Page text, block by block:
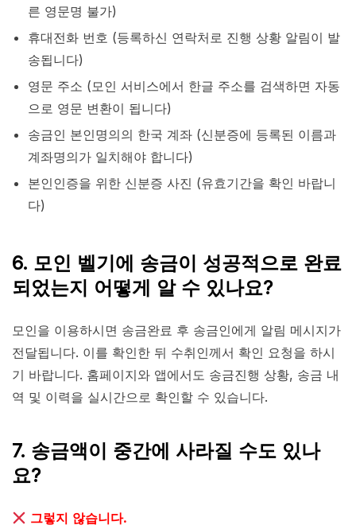
른 영문명 불가)
휴대전화 번호 (등록하신 연락처로 진행 상황 알림이 발
송됩니다)
영문 주소 (모인 서비스에서 한글 주소를 검색하면 자동
으로 영문 변환이 됩니다)
송금인 본인명의의 한국 계좌 (신분증에 등록된 이름과
계좌명의가 일치해야 합니다)
본인인증을 위한 신분증 사진 (유효기간을 확인 바랍니
다)
6. 모인 벨기에 송금이 성공적으로 완료
되었는지 어떻게 알 수 있나요?
모인을 이용하시면 송금완료 후 송금인에게 알림 메시지가
전달됩니다. 이를 확인한 뒤 수취인께서 확인 요청을 하시
기 바랍니다. 홈페이지와 앱에서도 송금진행 상황, 송금 내
역 및 이력을 실시간으로 확인할 수 있습니다.
7. 송금액이 중간에 사라질 수도 있나
요?
그렇지 않습니다.